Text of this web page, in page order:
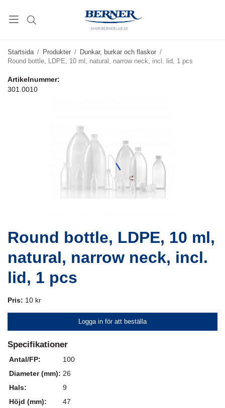
Startsida / Produkter / Dunkar, burkar och flaskor /
Round bottle, LDPE, 10 ml, natural, narrow neck, incl. lid, 1 pcs
Artikelnummer:
301.0010
Round bottle, LDPE, 10 ml,
natural, narrow neck, incl.
lid, 1 pcs
Pris: 10 kr
Logga in för att beställa
Specifikationer
Antal/FP:
100
Diameter (mm): 26
Hals:
9
Höjd (mm):
47